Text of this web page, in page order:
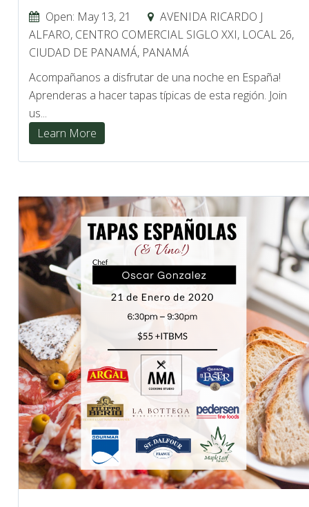
Open: May 13, 21
AVENIDA RICARDO J
ALFARO, CENTRO COMERCIAL SIGLO XXI, LOCAL 26,
CIUDAD DE PANAMÁ, PANAMÁ
Acompañanos a disfrutar de una noche en España!
Aprenderas a hacer tapas típicas de esta región. Join
us...
Learn More